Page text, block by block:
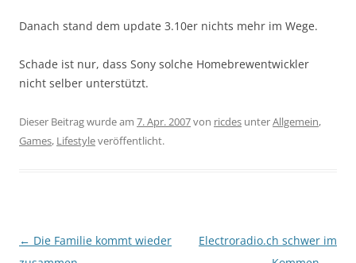
Danach stand dem update 3.10er nichts mehr im Wege.
Schade ist nur, dass Sony solche Homebrewentwickler
nicht selber unterstützt.
Dieser Beitrag wurde am 7. Apr. 2007von ricdes unterAllgemein,
Games, Lifestyleveröffentlicht.
Beitragsnavigation
← Die Familie kommt wieder
Electroradio.ch schwer im